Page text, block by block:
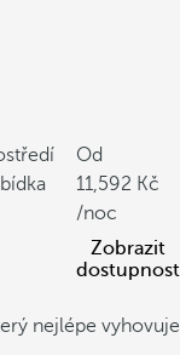
Od
11,592
/noc
Zobrazit
dostupnost
nejlépe vyhovuje